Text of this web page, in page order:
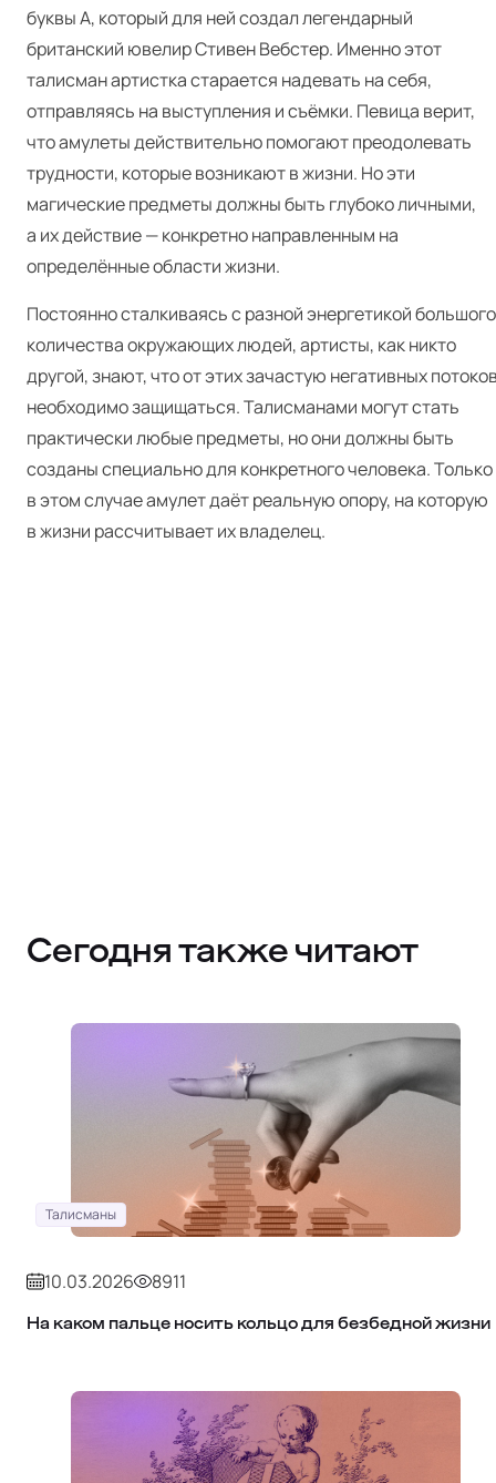
буквы А, который для ней создал легендарный
британский ювелир Стивен Вебстер. Именно этот
талисман артистка старается надевать на себя,
отправляясь на выступления и съёмки. Певица верит,
что амулеты действительно помогают преодолевать
трудности, которые возникают в жизни. Но эти
магические предметы должны быть глубоко личными,
а их действие — конкретно направленным на
определённые области жизни.
Постоянно сталкиваясь с разной энергетикой большого
количества окружающих людей, артисты, как никто
другой, знают, что от этих зачастую негативных
необходимо защищаться. Талисманами могут стать
практически любые предметы, но они должны быть
созданы специально для конкретного человека. Только
в этом случае амулет даёт реальную опору, на которую
в жизни рассчитывает их владелец.
Сегодня также читают
Талисманы
10.03.2026 8911
На каком пальце носить кольцо для безбедной жизни